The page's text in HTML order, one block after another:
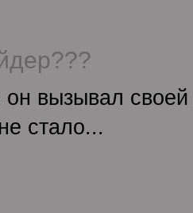
вызывал
стало...